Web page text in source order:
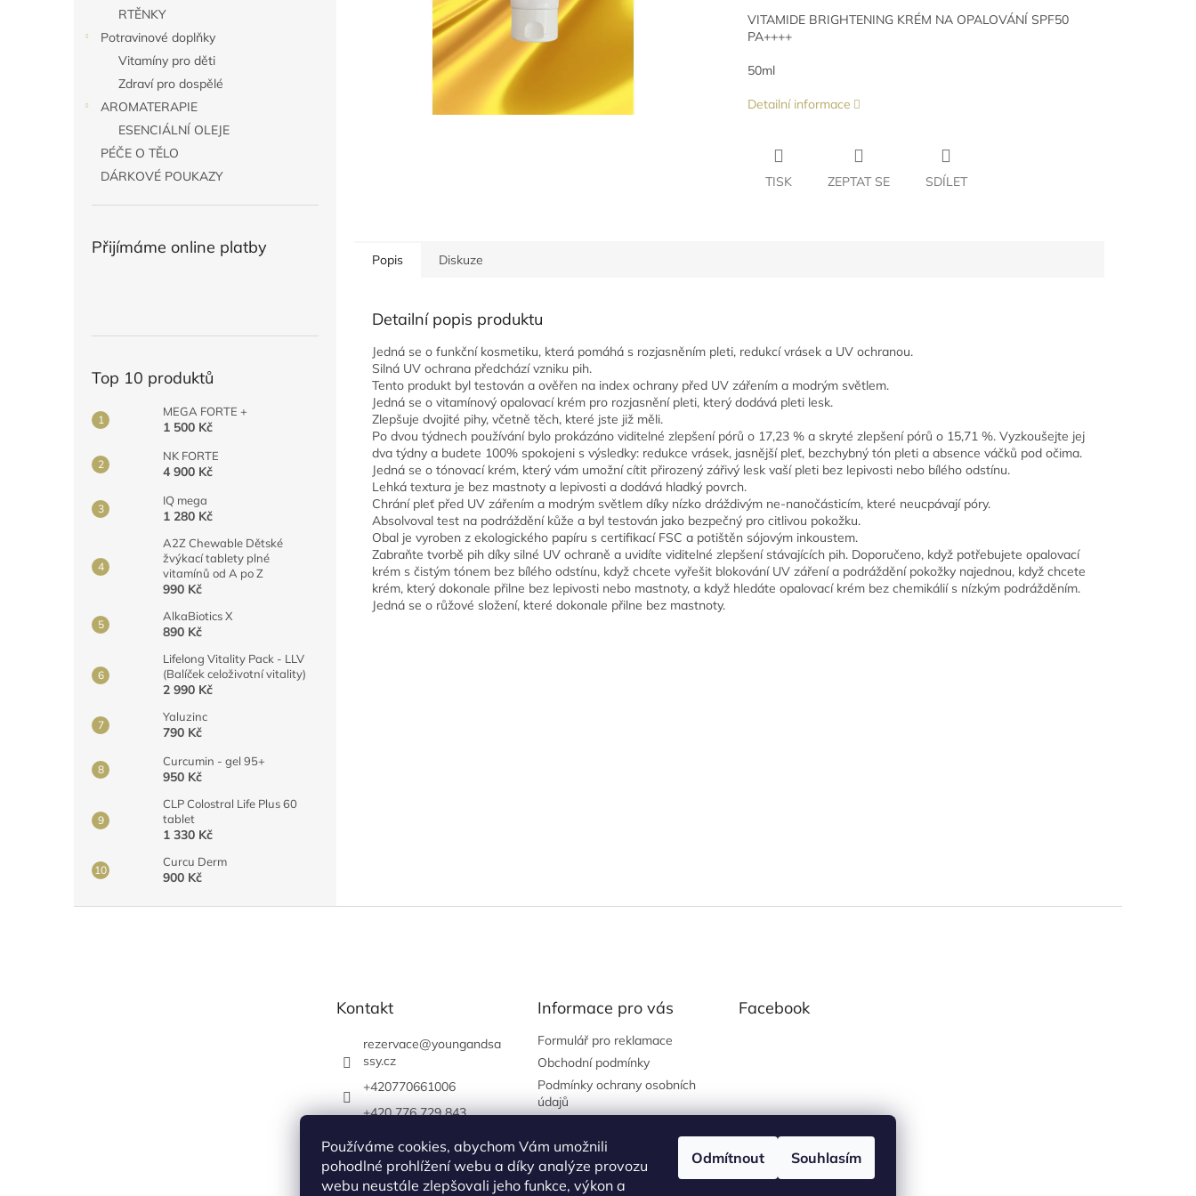
Používáme cookies, abychom Vám umožnili
pohodlné prohlížení webu a díky analýze provozu
webu neustále zlepšovali jeho funkce, výkon a
Odmítnout Souhlasím
RTĚNKY
Potravinové doplňky
Vitamíny pro děti
Zdraví pro dospělé
AROMATERAPIE
ESENCIÁLNÍ OLEJE
PÉČE O TĚLO
DÁRKOVÉ POUKAZY
Přijímáme online platby
Top 10 produktů
MEGA FORTE +
1 500 Kč
NK FORTE
4 900 Kč
IQ mega
1 280 Kč
A2Z Chewable Dětské
žvýkací tablety plné
vitamínů od A po Z
990 Kč
AlkaBiotics X
890 Kč
Lifelong Vitality Pack - LLV
(Balíček celoživotní vitality)
2 990 Kč
Yaluzinc
790 Kč
Curcumin - gel 95+
950 Kč
CLP Colostral Life Plus 60
tablet
1 330 Kč
Curcu Derm
900 Kč
VITAMIDE BRIGHTENING KRÉM NA OPALOVÁNÍ SPF50
PA++++
50ml
Detailní informace
TISK ZEPTAT SE SDÍLET
Popis Diskuze
Detailní popis produktu
Jedná se o funkční kosmetiku, která pomáhá s rozjasněním pleti, redukcí vrásek a UV ochranou.
Silná UV ochrana předchází vzniku pih.
Tento produkt byl testován a ověřen na index ochrany před UV zářením a modrým světlem.
Jedná se o vitamínový opalovací krém pro rozjasnění pleti, který dodává pleti lesk.
Zlepšuje dvojité pihy, včetně těch, které jste již měli.
Po dvou týdnech používání bylo prokázáno viditelné zlepšení pórů o 17,23 % a skryté zlepšení pórů o 15,71 %. Vyzkoušejte jej
dva týdny a budete 100% spokojeni s výsledky: redukce vrásek, jasnější pleť, bezchybný tón pleti a absence váčků pod očima.
Jedná se o tónovací krém, který vám umožní cítit přirozený zářivý lesk vaší pleti bez lepivosti nebo bílého odstínu.
Lehká textura je bez mastnoty a lepivosti a dodává hladký povrch.
Chrání pleť před UV zářením a modrým světlem díky nízko dráždivým ne-nanočásticím, které neucpávají póry.
Absolvoval test na podráždění kůže a byl testován jako bezpečný pro citlivou pokožku.
Obal je vyroben z ekologického papíru s certifikací FSC a potištěn sójovým inkoustem.
Zabraňte tvorbě pih díky silné UV ochraně a uvidíte viditelné zlepšení stávajících pih. Doporučeno, když potřebujete opalovací
krém s čistým tónem bez bílého odstínu, když chcete vyřešit blokování UV záření a podráždění pokožky najednou, když chcete
krém, který dokonale přilne bez lepivosti nebo mastnoty, a když hledáte opalovací krém bez chemikálií s nízkým podrážděním.
Jedná se o růžové složení, které dokonale přilne bez mastnoty.
Kontakt
rezervace@youngandsa
ssy.cz
+420770661006
+420 776 729 843
/youngandsassysalon
https://www.instagram.
com/youngandsassysal
Informace pro vás
Formulář pro reklamace
Obchodní podmínky
Podmínky ochrany osobních
údajů
Facebook